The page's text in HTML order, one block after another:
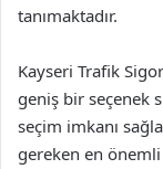
tanımaktadır.
Kayseri Trafik
geniş bir seçenek
seçim imkanı
gereken en